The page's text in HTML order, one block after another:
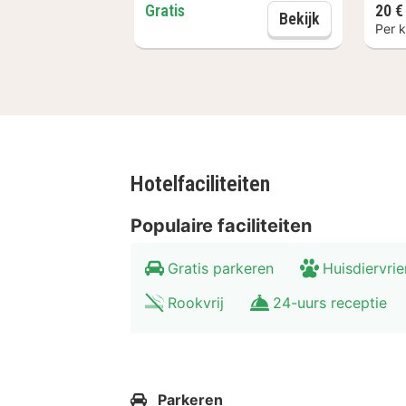
drankje.
jaarlijkse Oktoberfest met zijn
20 €
Per
Gratis Bekijk
Hotelfaciliteiten
Populaire faciliteiten
Gratis parkeren
Rookvrij
24-uurs receptie
Parkeren